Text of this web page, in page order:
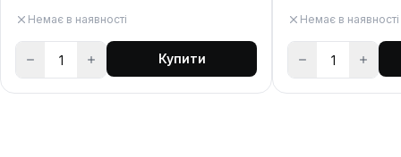
Немає в наявності
Купити
Немає в наявності